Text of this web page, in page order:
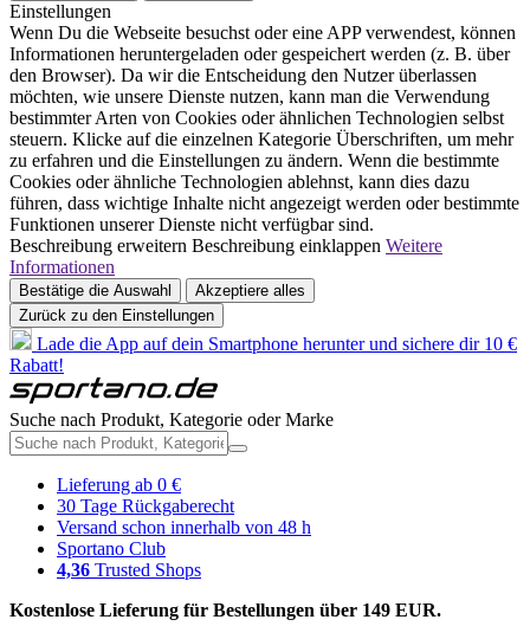
Einstellungen
Wenn Du die Webseite besuchst oder eine APP verwendest, können
Informationen heruntergeladen oder gespeichert werden (z. B. über
den Browser). Da wir die Entscheidung den Nutzer überlassen
möchten, wie unsere Dienste nutzen, kann man die Verwendung
bestimmter Arten von Cookies oder ähnlichen Technologien selbst
steuern. Klicke auf die einzelnen Kategorie Überschriften, um mehr
zu erfahren und die Einstellungen zu ändern. Wenn die bestimmte
Cookies oder ähnliche Technologien ablehnst, kann dies dazu
führen, dass wichtige Inhalte nicht angezeigt werden oder bestimmte
Funktionen unserer Dienste nicht verfügbar sind.
Beschreibung erweitern Beschreibung einklappen Weitere
Informationen
Bestätige die Auswahl
Akzeptiere alles
Zurück zu den Einstellungen
Lade die App auf dein Smartphone herunter und sichere dir 10 €
Rabatt!
Suche nach Produkt, Kategorie oder Marke
Lieferung ab 0 €
30 Tage Rückgaberecht
Versand schon innerhalb von 48 h
Sportano Club
4,36 Trusted Shops
Kostenlose Lieferung für Bestellungen über 149 EUR.